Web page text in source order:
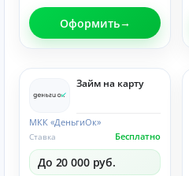
Оформить
Займ на карту
МКК «ДеньгиОк»
Бесплатно
Ставка
До 20 000 руб.